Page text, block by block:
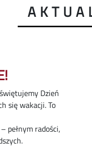
Dzień
się wakacji. To
pełnym radości,